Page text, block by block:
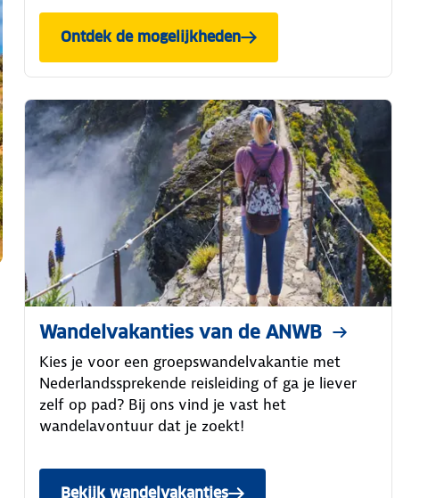
Ontdek de mogelijkheden
Wandelvakanties van de ANWB
Kies je voor een groepswandelvakantie met
Nederlandssprekende reisleiding of ga je liever
zelf op pad? Bij ons vind je vast het
wandelavontuur dat je zoekt!
Bekijk wandelvakanties